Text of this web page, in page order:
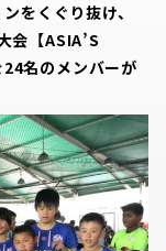
をくぐり抜け、
会【ASIA’S
名のメンバーが